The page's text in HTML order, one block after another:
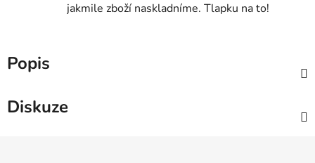
jakmile zboží naskladníme. Tlapku na to!
Popis
Diskuze